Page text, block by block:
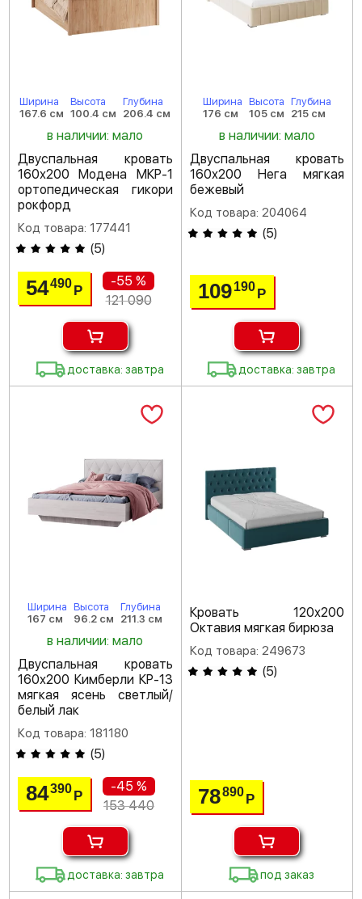
Ширина
167.6 см
Высота
100.4 см
Глубина
206.4 см
в наличии: мало
Двуспальная кровать
160х200 Модена МКР-1
ортопедическая гикори
рокфорд
Код товара: 177441
(5)
54490Р
-55 %
121 090
доставка: завтра
Ширина
176 см
Высота
105 см
Глубина
215 см
в наличии: мало
Двуспальная кровать
160х200 Нега мягкая
бежевый
Код товара: 204064
(5)
109 190 Р
доставка: завтра
Ширина
167 см
Высота
96.2 см
Глубина
211.3 см
в наличии: мало
Двуспальная кровать
160х200 Кимберли КР-13
мягкая ясень светлый/
белый лак
Код товара: 181180
(5)
84390Р
-45 %
153 440
доставка: завтра
Кровать 120х200
Октавия мягкая бирюза
Код товара: 249673
(5)
78890 Р
под заказ